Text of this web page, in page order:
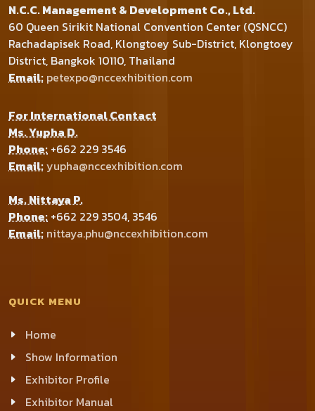
N.C.C. Management & Development Co., Ltd.
60 Queen Sirikit National Convention Center (QSNCC)
Rachadapisek Road, Klongtoey Sub-District, Klongtoey
District, Bangkok 10110, Thailand
Email: petexpo@nccexhibition.com
For International Contact
Ms. Yupha D.
Phone: +662 229 3546
Email:yupha@nccexhibition.com
Ms. Nittaya P.
Phone: +662 229 3504, 3546
Email: nittaya.phu@nccexhibition.com
QUICK MENU
Home
Show Information
Exhibitor Profile
Exhibitor Manual